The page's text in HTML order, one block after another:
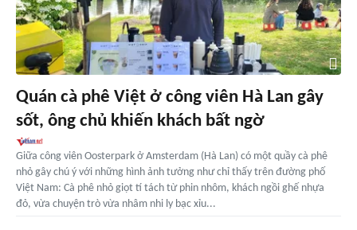
Quán cà phê Việt ở công viên Hà Lan gây
sốt, ông chủ khiến khách bất ngờ
Giữa công viên Oosterpark ở Amsterdam (Hà Lan) có một quầy cà phê
nhỏ gây chú ý với những hình ảnh tưởng như chỉ thấy trên đường phố
Việt Nam: Cà phê nhỏ giọt tí tách từ phin nhôm, khách ngồi ghế nhựa
đỏ, vừa chuyện trò vừa nhâm nhi ly bạc xỉu...